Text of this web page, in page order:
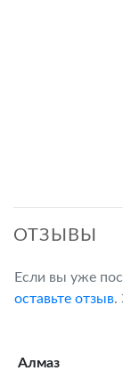
ОТЗЫВЫ
Если вы уже
оставьте отзыв.
Алмаз